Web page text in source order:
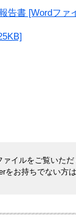
告書 [Wordファ
ァイルをご覧いた
をお持ちでない方